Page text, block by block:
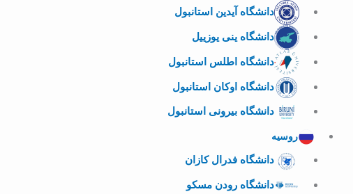
دانشگاه آیدین استانبول
دانشگاه ینی یوزییل
دانشگاه اطلس استانبول
دانشگاه اوکان استانبول
دانشگاه بیرونی استانبول
روسیه
دانشگاه فدرال کازان
دانشگاه رودن مسکو